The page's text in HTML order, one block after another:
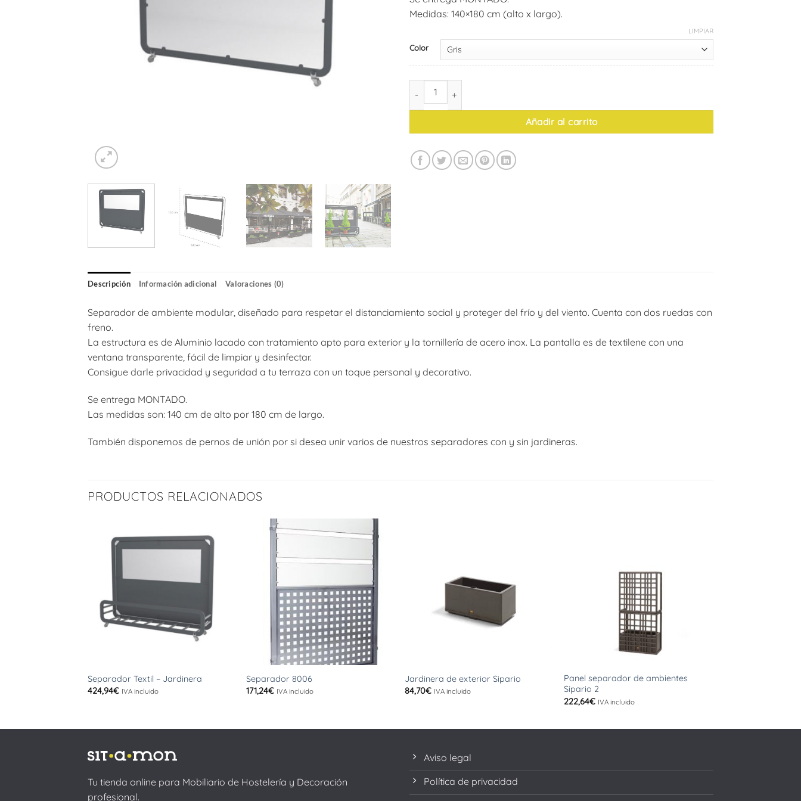
Medidas: 140×180 cm (alto x largo).
Color
LIMPIAR
Añadir al carrito
Descripción Información adicional Valoraciones (0)
Separador de ambiente modular, diseñado para respetar el distanciamiento social y proteger del frío y del viento. Cuenta con dos ruedas con
freno.
La estructura es de Aluminio lacado con tratamiento apto para exterior y la tornillería de acero inox. La pantalla es de textilene con una
ventana transparente, fácil de limpiar y desinfectar.
Consigue darle privacidad y seguridad a tu terraza con un toque personal y decorativo.
Se entrega MONTADO.
Las medidas son: 140 cm de alto por 180 cm de largo.
También disponemos de pernos de unión por si desea unir varios de nuestros separadores con y sin jardineras.
PRODUCTOS RELACIONADOS
Separador Textil – Jardinera
424,94€ IVA incluido
Separador 8006
171,24€ IVA incluido
Jardinera de exterior Sipario
84,70€ IVA incluido
Panel separador de ambientes
Sipario 2
222,64€ IVA incluido
Tu tienda online para Mobiliario de Hostelería y Decoración
profesional.
Aviso legal
Política de privacidad